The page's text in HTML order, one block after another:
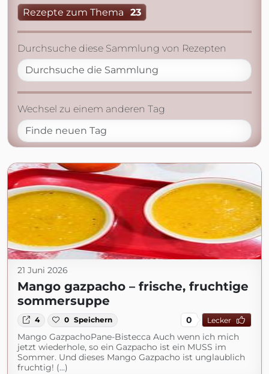
Rezepte zum Thema 23
Durchsuche diese Sammlung von Rezepten
Wechsel zu einem anderen Tag
21 Juni 2026
Mango gazpacho – frische, fruchtige
sommersuppe
4 0 Speichern 0 Lecker
Mango GazpachoPane-Bistecca Auch wenn ich mich
jetzt wiederhole, so ein Gazpacho ist ein MUSS im
Sommer. Und dieses Mango Gazpacho ist unglaublich
fruchtig! (...)